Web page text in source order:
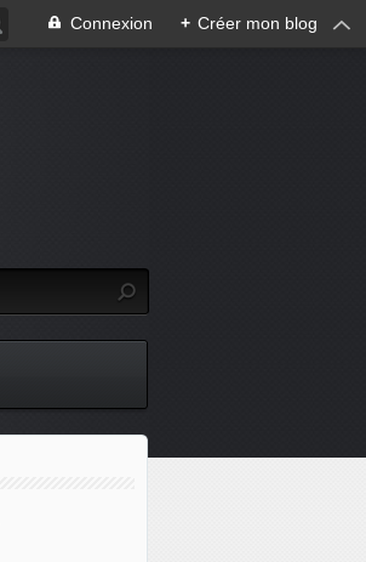
Connexion + Créer mon blog